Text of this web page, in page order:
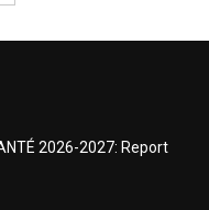
2026-2027: Report